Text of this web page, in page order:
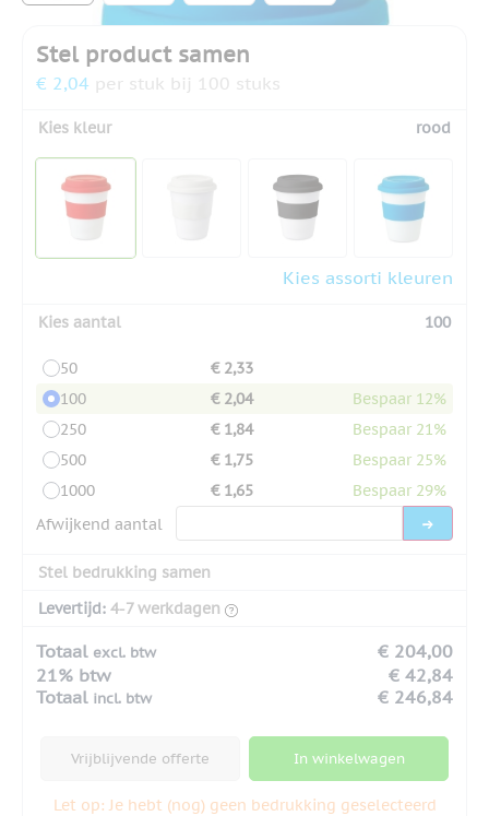
Stel product samen
€ 2,04 per stuk bij 100 stuks
Kies kleur rood
Kies assorti kleuren
Kies aantal 100
50
€ 2,33
100
€ 2,04
Bespaar 12%
250
€ 1,84
Bespaar 21%
500
€ 1,75
Bespaar 25%
1000
€ 1,65
Bespaar 29%
Afwijkend aantal
Stel bedrukking samen
Levertijd: 4-7 werkdagen
Totaal excl. btw
€ 204,00
21% btw
€ 42,84
Totaal incl. btw € 246,84
Vrijblijvende offerte In winkelwagen
Let op: Je hebt (nog) geen bedrukking geselecteerd